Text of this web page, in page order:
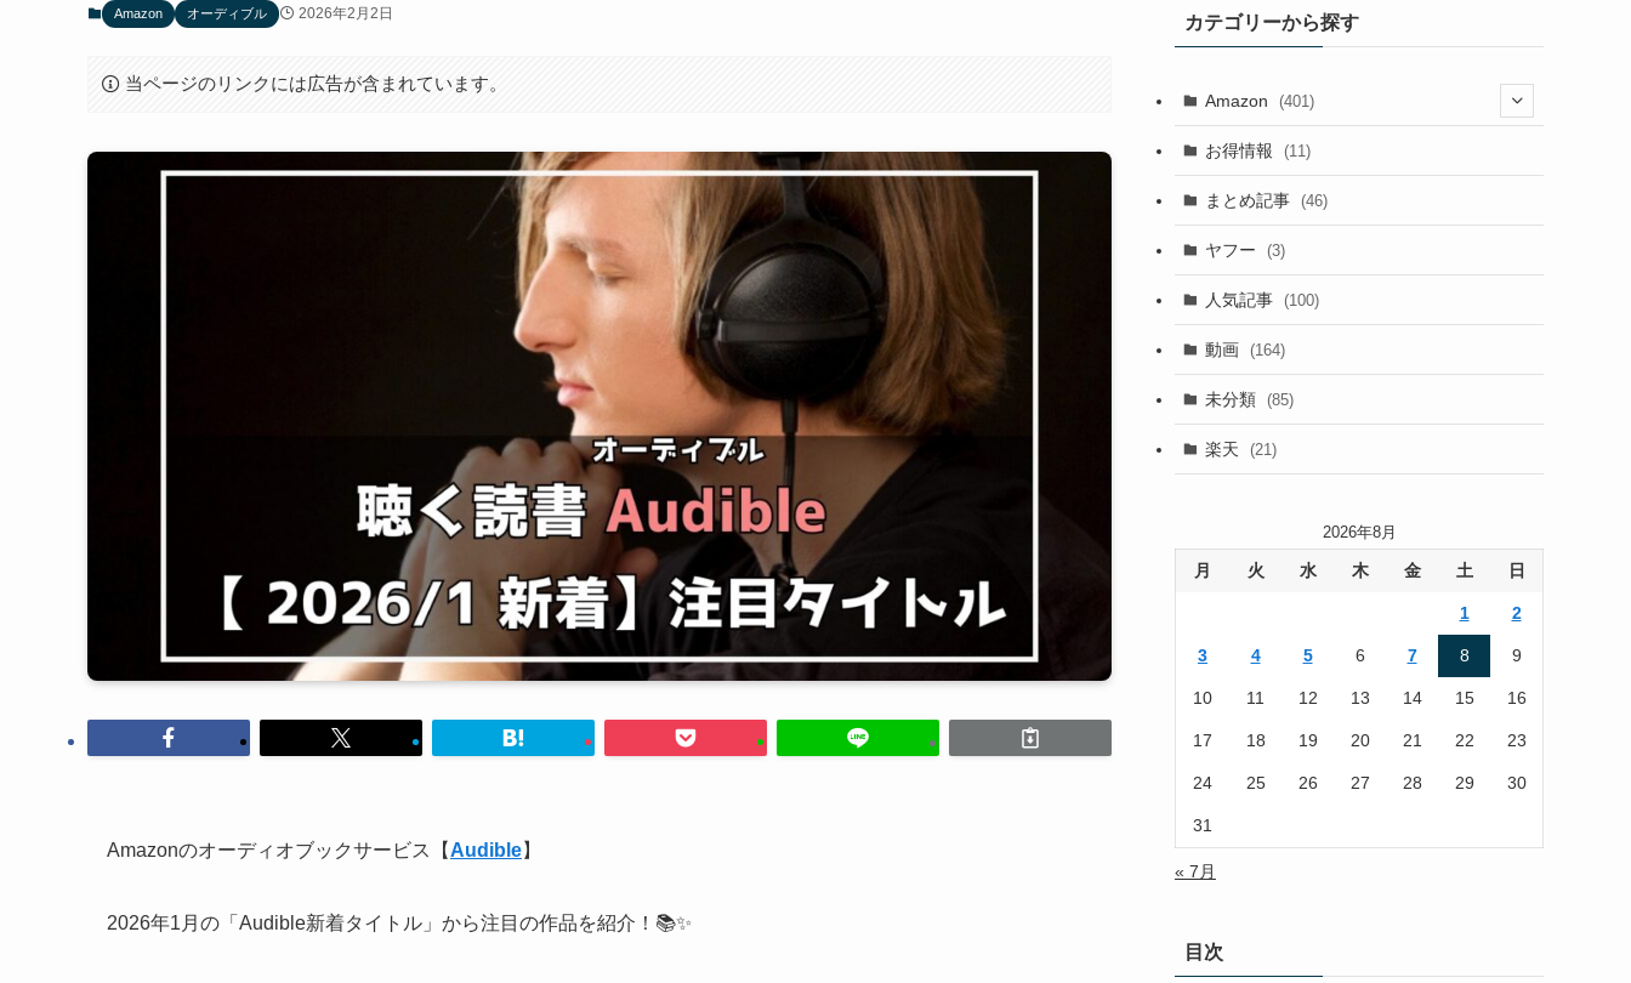
Amazon オーディブル 2026年2月2日
当ページのリンクには広告が含まれています。
Amazonのオーディオブックサービス【Audible】
2026年1月の「Audible新着タイトル」から注目の作品を紹介！📚✨
カテゴリーから探す
Amazon (401)
(105)
(186)
お得情報 (11)
まとめ記事 (46)
ヤフー (3)
人気記事 (100)
動画 (164)
未分類 (85)
楽天 (21)
2026年8月
月 火 水 木 金 土 日
1 2
3 4 5 6 7 8 9
10 11 12 13 14 15 16
17 18 19 20 21 22 23
24 25 26 27 28 29 30
31
« 7月
目次